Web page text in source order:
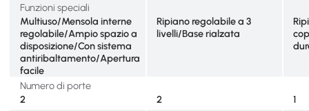
Funzioni speciali
Multiuso/Mensola interne
regolabile/Ampio spazio a
disposizione/Con sistema
antiribaltamento/Apertura
facile
Ripiano regolabile a 3
livelli/Base rialzata
Numero di porte
2
2
1